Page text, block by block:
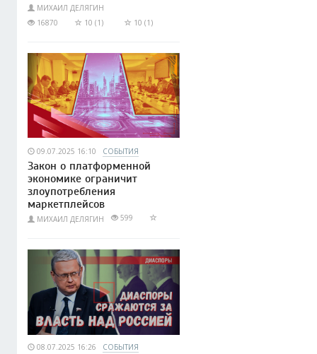
МИХАИЛ ДЕЛЯГИН
16870
10 (1) 10 (1)
09.07.2025 16:10 СОБЫТИЯ
Закон о платформенной
экономике ограничит
злоупотребления
маркетплейсов
МИХАИЛ ДЕЛЯГИН 599
08.07.2025 16:26 СОБЫТИЯ